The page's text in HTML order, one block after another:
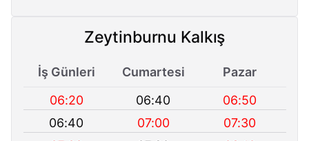
Zeytinburnu Kalkış
İş Günleri Cumartesi
Pazar
06:20
06:40
06:50
06:40
07:00
07:30